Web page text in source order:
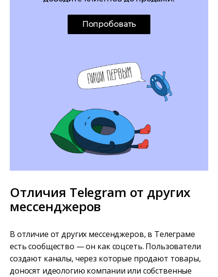
Попробовать
Отличия Telegram от других
мессенджеров
В отличие от других мессенджеров, в Телеграме
есть сообщество — он как соцсеть. Пользователи
создают каналы, через которые продают товары,
доносят идеологию компании или собственные